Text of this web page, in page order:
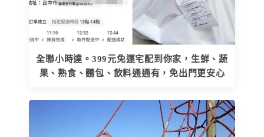
全聯小時達。399元免運宅配到你家，生鮮、蔬
果、熟食、麵包、飲料通通有，免出門更安心